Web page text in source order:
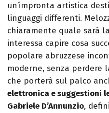
un’impronta artistica
linguaggi differenti.
chiaramente quale sarà
interessa capire cosa
popolare abruzzese
moderne, senza perdere
che porterà sul palco
elettronica e suggestioni
Gabriele D’Annunzio,